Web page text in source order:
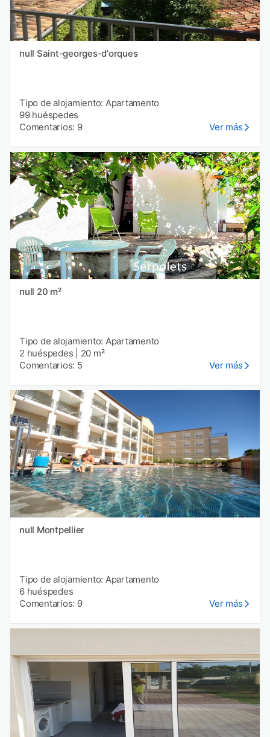
null Saint-georges-dʼorques
Tipo de alojamiento: Apartamento
99 huéspedes
Comentarios: 9
Ver más
null 20 m²
Tipo de alojamiento: Apartamento
2 huéspedes
20 m²
Comentarios: 5
Ver más
null Montpellier
Tipo de alojamiento: Apartamento
6 huéspedes
Comentarios: 9
Ver más